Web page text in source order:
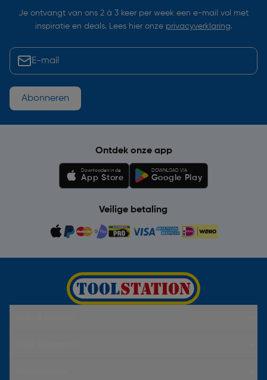
Je ontvangt van ons 2 à 3 keer per week een e-mail vol met
inspiratie en deals. Lees hier onze privacyverklaring.
Abonneren
Ontdek onze app
Downloaden in de
App Store
DOWNLOAD VIA
Google Play
Veilige betaling